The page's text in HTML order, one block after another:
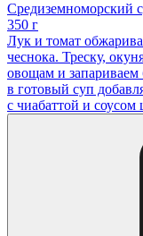
Средиземноморский
350 г
Лук и томат
чеснока. Треску,
овощам и
в готовый суп
с чиабаттой и соусом